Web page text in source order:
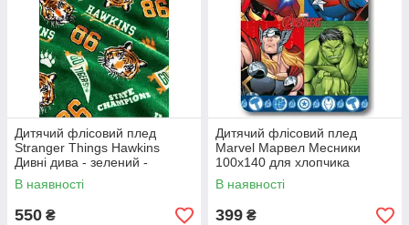
Дитячий флісовий плед
Stranger Things Hawkins
Дивні дива - зелений -
150х120 см
В наявності
550 ₴
Дитячий флісовий плед
Marvel Марвел Месники
100х140 для хлопчика
В наявності
399 ₴